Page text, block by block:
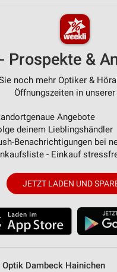
Prospekte &
noch mehr Optiker &
Öffnungszeiten in unserer
Angebote
deinem Lieblingshändler
Benachrichtigungen bei
- Einkauf
JETZT LADEN UND
Optik Dambeck Hainichen